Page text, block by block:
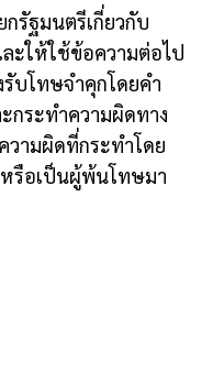
รัฐมนตรีเกี่ยวกับ
ะให้ใช้ข้อความต่อไป
บโทษจำคุกโดยคำ
กระทำความผิดทาง
ามผิดที่กระทำโดย
รือเป็นผู้พ้นโทษมา